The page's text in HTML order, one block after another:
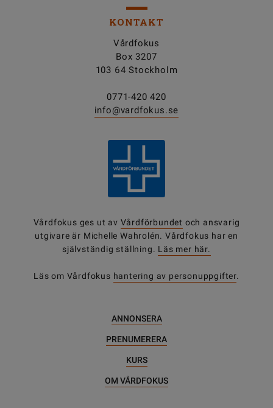
KONTAKT
Vårdfokus
Box 3207
103 64 Stockholm
0771-420 420
info@vardfokus.se
Vårdfokus ges ut av Vårdförbundet och ansvarig
utgivare är Michelle Wahrolén. Vårdfokus har en
självständig ställning. Läs mer här.
Läs om Vårdfokus hantering av personuppgifter.
ANNONSERA
PRENUMERERA
KURS
OM VÅRDFOKUS